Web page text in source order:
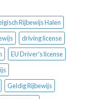
Rijbewijs Halen
driving license
EU Driver's license
Geldig Rijbewijs